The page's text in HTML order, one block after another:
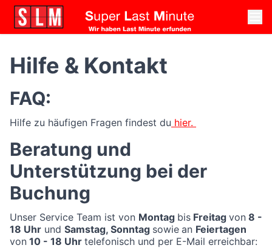
Hilfe & Kontakt
FAQ:
Hilfe zu häufigen Fragen findest du hier.
Beratung und
Unterstützung bei der
Buchung
Unser Service Team ist von Montag bis Freitag von 8 -
18 Uhr und Samstag, Sonntag sowie an Feiertagen
von 10 - 18 Uhr telefonisch und per E-Mail erreichbar: